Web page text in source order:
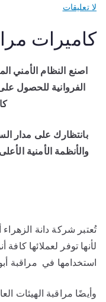
لا تعليقات
كاميرات
اصنع النظام الأمني
الفروانية للحصول
بانتظارك على مدار
والأنظمة الأمنية
تُعتبر شركة دانة
لأنها توفر لعملائها
استخدامها في مراقبة
وأيضًا مراقبة الهيئات